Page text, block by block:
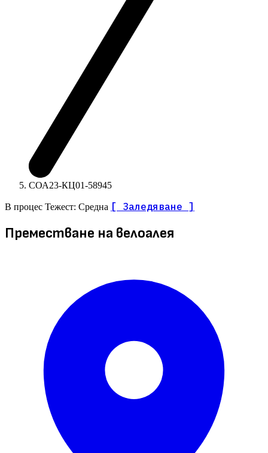
СОА23-КЦ01-58945
В процес Тежест: Средна [ Заледяване ]
Преместване на велоалея